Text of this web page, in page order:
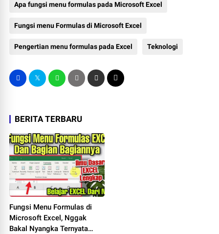
Apa fungsi menu formulas pada Microsoft Excel
Fungsi menu Formulas di Microsoft Excel
Pengertian menu formulas pada Excel Teknologi
BERITA TERBARU
Fungsi Menu Formulas di
Microsoft Excel, Nggak
Bakal Nyangka Ternyata